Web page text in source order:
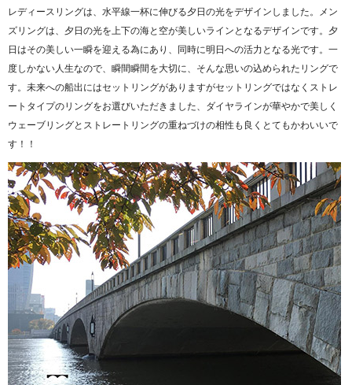
レディースリングは、水平線一杯に伸びる夕日の光をデザインしました。メン
ズリングは、夕日の光を上下の海と空が美しいラインとなるデザインです。夕
日はその美しい一瞬を迎える為にあり、同時に明日への活力となる光です。一
度しかない人生なので、瞬間瞬間を大切に、そんな思いの込められたリングで
す。未来への船出にはセットリングがありますがセットリングではなくストレ
ートタイプのリングをお選びいただきました、ダイヤラインが華やかで美しく
ウェーブリングとストレートリングの重ねづけの相性も良くとてもかわいいで
す！！